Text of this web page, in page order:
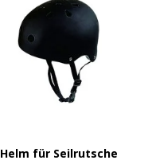
Helm für Seilrutsche